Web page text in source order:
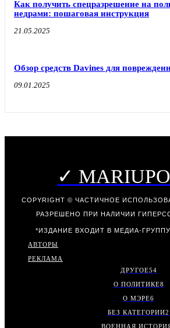
Как получить спецразрешение на
недрами: пошаговая инструкция
21.05.2025
Обзор средств Davines для
09.01.2025
✓
COPYRIGHT © ЧАСТИЧНОЕ
РАЗРЕШЕНО ПРИ НАЛИЧИИ
*ИЗДАНИЕ ВХОДИТ В МЕДИА-ГРУППУ
АВТОРЫ
РЕКЛАМА
ДРУГОЕ54
О ПОЛИТИКЕ8
О МЭРЕ6
БЕЗ КАТЕГОРИИ2
ВОЕННАЯ